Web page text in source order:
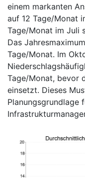
einem markanten
auf 12 Tage/Monat
Tage/Monat im Juli
Das
Tage/Monat. Im
Tage/Monat, bevor
einsetzt. Dieses
Planungsgrundlage